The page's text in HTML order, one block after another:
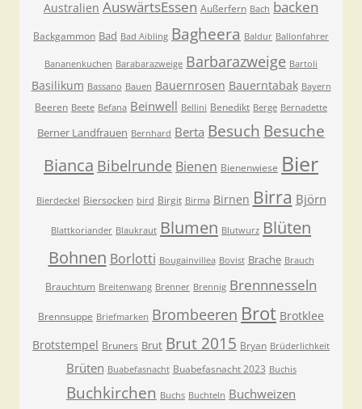
Australien AuswärtsEssen Außerfern Bach backen
Backgammon Bad Bad Aibling Bagheera Baldur Ballonfahrer
Bananenkuchen Barabarazweige Barbarazweige Bartoli
Basilikum Bassano Bauen Bauernrosen Bauerntabak Bayern
Beeren Beete Befana Beinwell Bellini Benedikt Berge Bernadette
Berner Landfrauen Bernhard Berta Besuch Besuche
Bianca Bibelrunde Bienen Bienenwiese Bier
Bierdeckel Biersocken bird Birgit Birma Birnen Birra Björn
Blattkoriander Blaukraut Blumen Blutwurz Blüten
Bohnen Borlotti Bougainvillea Bovist Brache Brauch
Brauchtum Breitenwang Brenner Brennig Brennnesseln
Brennsuppe Briefmarken Brombeeren Brot Brotklee
Brotstempel Bruners Brut Brut 2015 Bryan Brüderlichkeit
Brüten Buabefasnacht Buabefasnacht 2023 Buchis
Buchkirchen Buchs Buchteln Buchweizen